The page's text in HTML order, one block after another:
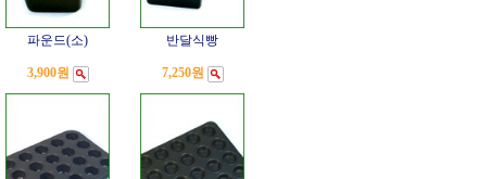
파운드(소)
3,900원
반달식빵
7,250원